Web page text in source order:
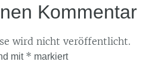
Kommentar
wird nicht veröffentlicht.
mit * markiert